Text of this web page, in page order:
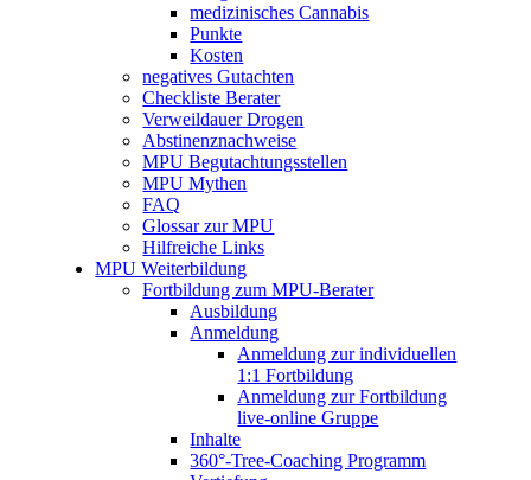
medizinisches Cannabis
Punkte
Kosten
negatives Gutachten
Checkliste Berater
Verweildauer Drogen
Abstinenznachweise
MPU Begutachtungsstellen
MPU Mythen
FAQ
Glossar zur MPU
Hilfreiche Links
MPU Weiterbildung
Fortbildung zum MPU-Berater
Ausbildung
Anmeldung
Anmeldung zur individuellen
1:1 Fortbildung
Anmeldung zur Fortbildung
live-online Gruppe
Inhalte
360°-Tree-Coaching Programm